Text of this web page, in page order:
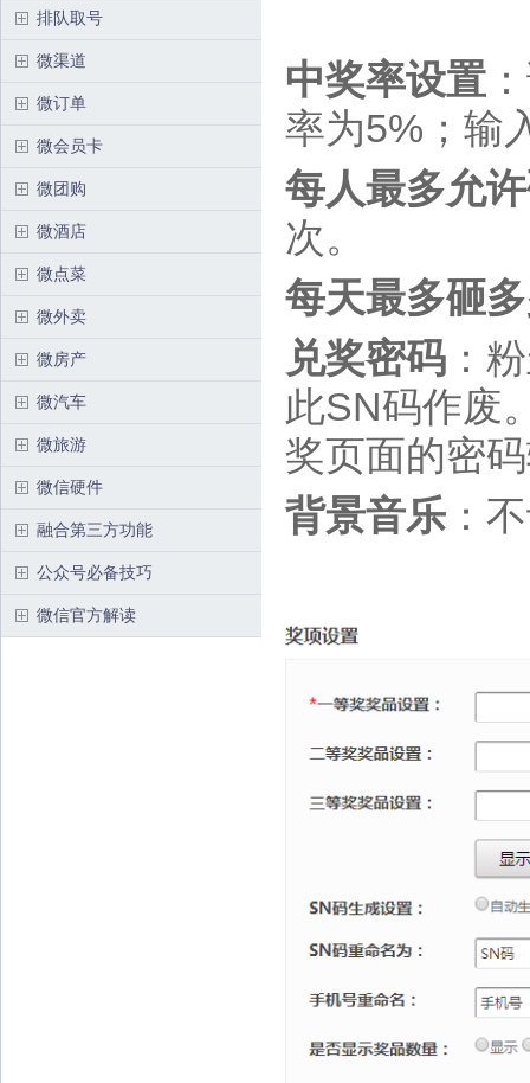
排队取号
微渠道
微订单
微会员卡
微团购
微酒店
微点菜
微外卖
微房产
微汽车
微旅游
微信硬件
融合第三方功能
公众号必备技巧
微信官方解读
中奖率设置
率为5%；输
每人最多允
次。
每天最多砸
兑奖密码 ：
此SN码作废
奖页面的密
背景音乐 ：